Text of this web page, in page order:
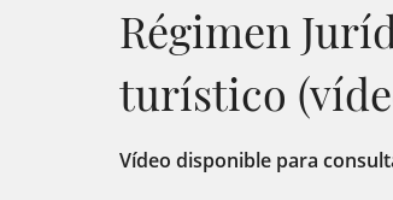
Régimen
turístico
Vídeo disponible para